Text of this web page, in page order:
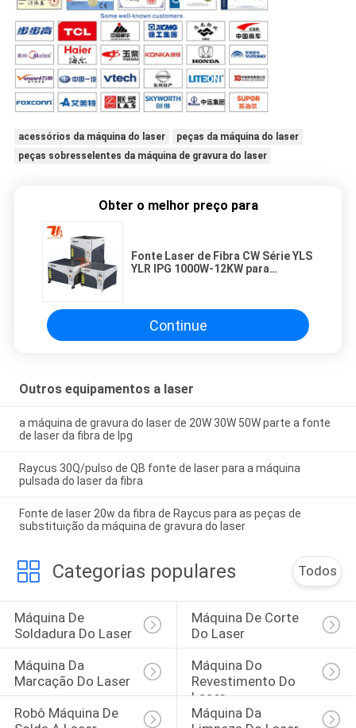
acessórios da máquina do laser
peças da máquina do laser
peças sobresselentes da máquina de gravura do laser
Obter o melhor preço para
Fonte Laser de Fibra CW Série YLS
YLR IPG 1000W-12KW para
Continue
Outros equipamentos a laser
a máquina de gravura do laser de 20W 30W 50W parte a fonte
de laser da fibra de Ipg
Raycus 30Q/pulso de QB fonte de laser para a máquina
pulsada do laser da fibra
Fonte de laser 20w da fibra de Raycus para as peças de
substituição da máquina de gravura do laser
Categorias populares Todos
Máquina De
Soldadura Do Laser
Máquina De Corte
Do Laser
Máquina Da
Marcação Do Laser
Máquina Do
Revestimento Do
Laser
Robô Máquina De
Máquina Da